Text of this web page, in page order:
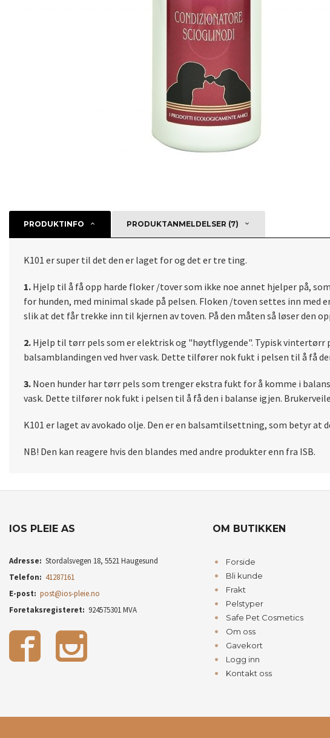
PRODUKTINFO PRODUKTANMELDELSER (7)
K101 er super til det den er laget for og det er tre ting.
1. Hjelp til å få opp harde floker /tover som ikke noe annet hjelper på,
for hunden, med minimal skade på pelsen. Floken /toven settes inn med
slik at det får trekke inn til kjernen av toven. På den måten så løser den
2. Hjelp til tørr pels som er elektrisk og "høytflygende". Typisk vintertørr
balsamblandingen ved hver vask. Dette tilfører nok fukt i pelsen til å få
3. Noen hunder har tørr pels som trenger ekstra fukt for å komme i
vask. Dette tilfører nok fukt i pelsen til å få den i balanse igjen.
K101 er laget av avokado olje. Den er en balsamtilsettning, som betyr at
NB! Den kan reagere hvis den blandes med andre produkter enn fra ISB.
IOS PLEIE AS
Adresse: Stordalsvegen 18, 5521 Haugesund
Telefon: 41287161
E-post: post@ios-pleie.no
Foretaksregisteret: 924575301 MVA
OM BUTIKKEN
Forside
Bli kunde
Frakt
Pelstyper
Safe Pet Cosmetics
Om oss
Gavekort
Logg inn
Kontakt oss